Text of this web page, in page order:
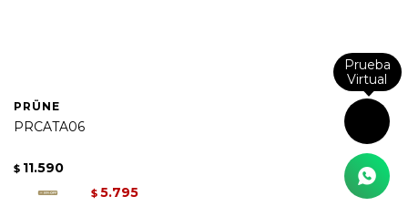
PRÜNE
PRCATA06
$ 11.590
$ 5.795
Prueba
Virtual